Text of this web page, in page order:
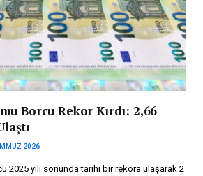
Borcu Rekor Kırdı: 2,66
2026
2025 yılı sonunda tarihi bir rekora ulaşarak 2